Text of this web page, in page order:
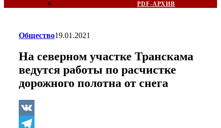
PDF-АРХИВ
Общество19.01.2021
На северном участке Транскама
ведутся работы по расчистке
дорожного полотна от снега
VK